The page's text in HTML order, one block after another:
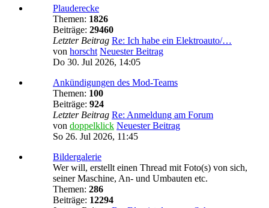
Plauderecke
Themen: 1826
Beiträge: 29460
Letzter Beitrag Re: Ich habe ein Elektroauto/…
von horscht Neuester Beitrag
Do 30. Jul 2026, 14:05
Ankündigungen des Mod-Teams
Themen: 100
Beiträge: 924
Letzter Beitrag Re: Anmeldung am Forum
von doppelklick Neuester Beitrag
So 26. Jul 2026, 11:45
Bildergalerie
Wer will, erstellt einen Thread mit Foto(s) von sich,
seiner Maschine, An- und Umbauten etc.
Themen: 286
Beiträge: 12294